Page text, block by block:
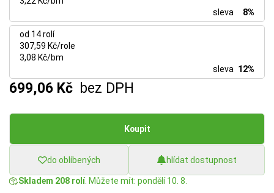
sleva
8%
od 14 rolí
307,59 Kč/role
3,08 Kč/bm
sleva 12%
699,06 Kč bez DPH
Koupit
do oblíbených hlídat dostupnost
Skladem 208 rolí. Můžete mít: pondělí 10. 8.